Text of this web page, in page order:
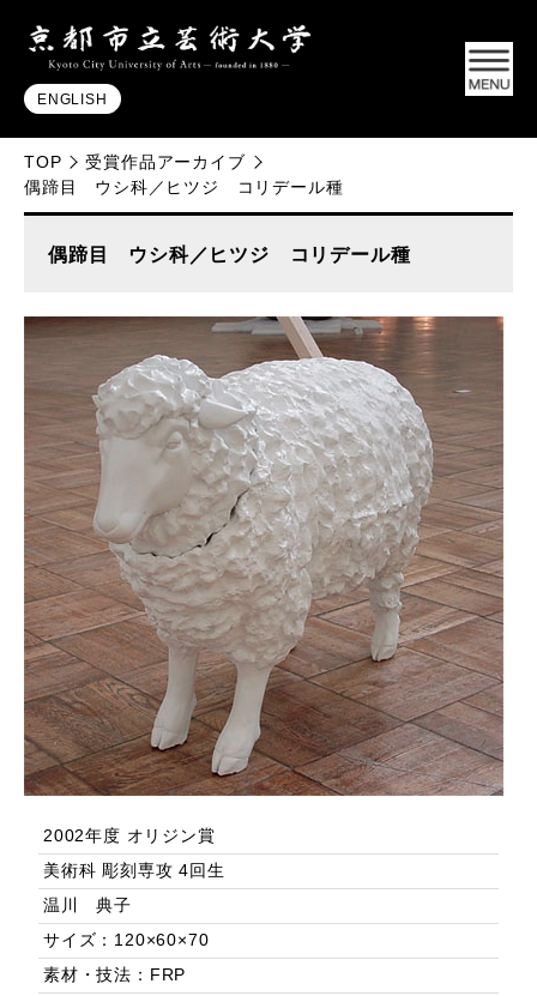
ENGLISH
TOP
受賞作品アーカイブ
偶蹄目 ウシ科／ヒツジ コリデール種
偶蹄目 ウシ科／ヒツジ コリデール種
2002年度 オリジン賞
美術科 彫刻専攻 4回生
温川 典子
サイズ：120×60×70
素材・技法：FRP